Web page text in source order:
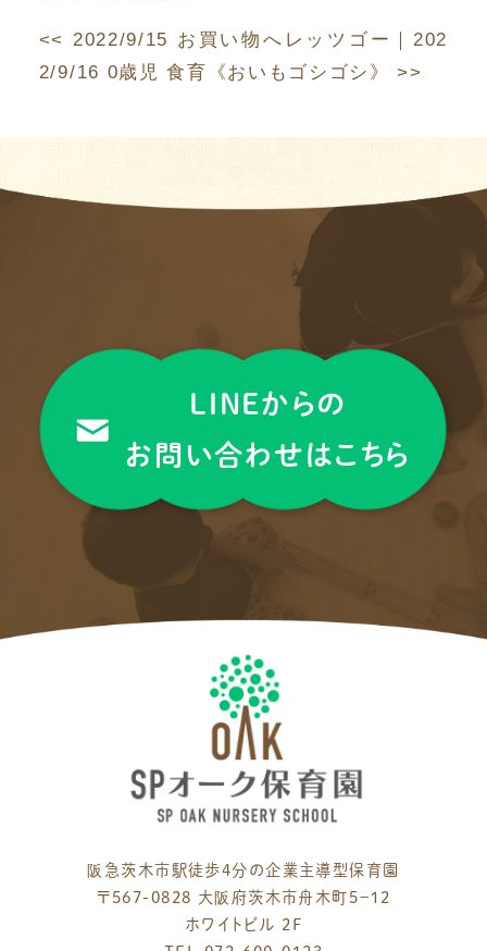
<< 2022/9/15 お買い物へレッツゴー ｜ 202
2/9/16 0歳児 食育《おいもゴシゴシ》>>
LINEからの
お問い合わせはこちら
阪急茨木市駅徒歩4分の企業主導型保育園
〒567-0828 大阪府茨木市舟木町５−１２
ホワイトビル 2F